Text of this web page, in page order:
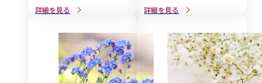
知っているようで知らない
詳細を見る
赤ちゃん連れで葬儀に参列
詳細を見る